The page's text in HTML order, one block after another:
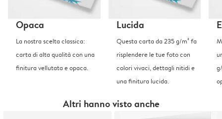
Opaca
La nostra scelta classica:
carta di alta qualità con una
finitura vellutata e opaca.
Lucida
Questa carta da 235 g/m² fa
risplendere le tue foto con
colori vivaci, dettagli nitidi e
una finitura lucida.
Altri hanno visto anche